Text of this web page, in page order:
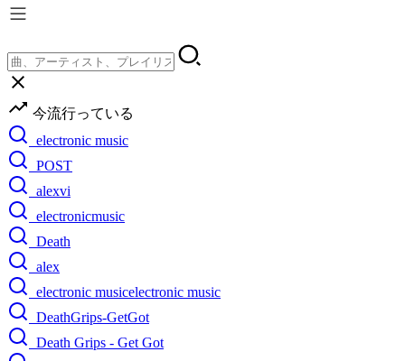
今流行っている
electronic music
POST
alexvi
electronicmusic
Death
alex
electronic musicelectronic music
DeathGrips-GetGot
Death Grips - Get Got